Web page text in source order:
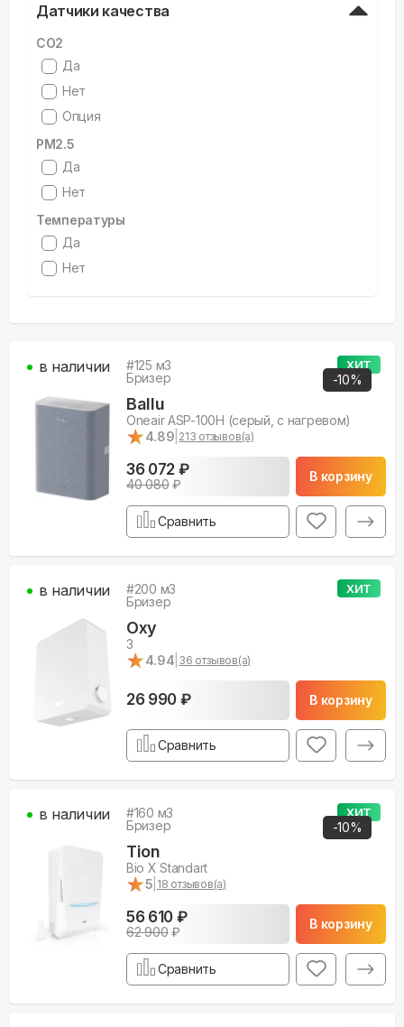
Датчики качества
CO2
Да
Нет
Опция
PM2.5
Да
Нет
Температуры
Да
Нет
ХИТ
-10%
#125 м3
Бризер
Ballu
Oneair ASP-100H (серый, с нагревом)
★
★4.89 213 отзывов(а)
36 072 ₽
40 080₽
В корзину
в наличии
Сравнить
ХИТ
#200 м3
Бризер
Oxy
3
★
★4.94 36 отзывов(а)
26 990 ₽ В корзину
в наличии
Сравнить
ХИТ
-10%
#160 м3
Бризер
Tion
Bio X Standart
★
★5 18 отзывов(а)
56 610 ₽
62 900₽
В корзину
в наличии
Сравнить